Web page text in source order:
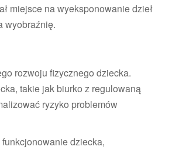
miejsce na wyeksponowanie dzieł
wyobraźnię.
rozwoju fizycznego dziecka.
takie jak biurko z regulowaną
ryzyko problemów
dziecka,